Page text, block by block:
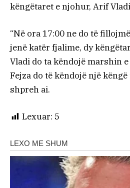
këngëtaret e njohur, Arif
“Në ora 17:00 ne do të
jenë katër fjalime, dy
Vladi do ta këndojë marshin
Fejza do të këndojë një
shpreh ai.
Lexuar: 5